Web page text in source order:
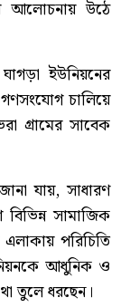
আলোচনায় উঠে
ইউনিয়নের
চালিয়ে
গ্রামের সাবেক
যায়, সাধারণ
সামাজিক
পরিচিতি
আধুনিক ও
তুলে ধরছেন।